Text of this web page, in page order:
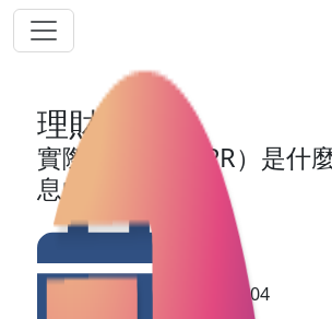
理財網誌
實際年利率（APR）是什
息的差異？
2025-01-04